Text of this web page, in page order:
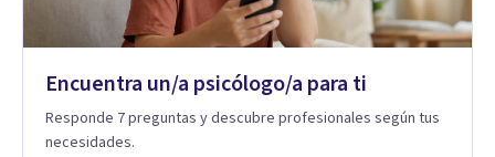
Encuentra un/a psicólogo/a para ti
Responde 7 preguntas y descubre profesionales según tus
necesidades.